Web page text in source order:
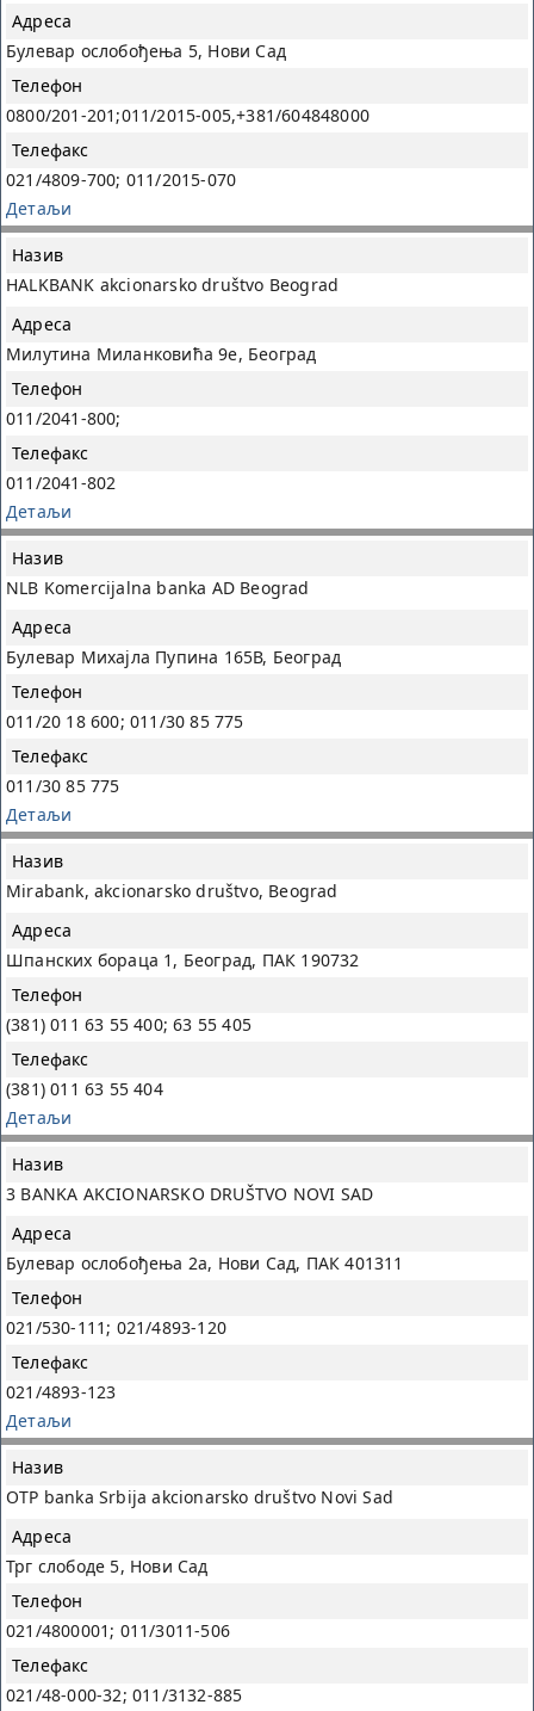
Булевар ослобођења 5, Нови Сад
0800/201-201;011/2015-005,+381/604848000
021/4809-700; 011/2015-070
Детаљи
HALKBANK akcionarsko društvo Beograd
Милутина Миланковића 9e, Београд
011/2041-800;
011/2041-802
Детаљи
NLB Komercijalna banka AD Beograd
Булевар Михајла Пупина 165В, Београд
011/20 18 600; 011/30 85 775
011/30 85 775
Детаљи
Mirabank, akcionarsko društvo, Beograd
Шпанских бораца 1, Београд, ПАК 190732
(381) 011 63 55 400; 63 55 405
(381) 011 63 55 404
Детаљи
3 BANKA AKCIONARSKO DRUŠTVO NOVI SAD
Булевар ослобођења 2a, Нови Сад, ПАК 401311
021/530-111; 021/4893-120
021/4893-123
Детаљи
OTP banka Srbija akcionarsko društvo Novi Sad
Трг слободе 5, Нови Сад
021/4800001; 011/3011-506
021/48-000-32; 011/3132-885